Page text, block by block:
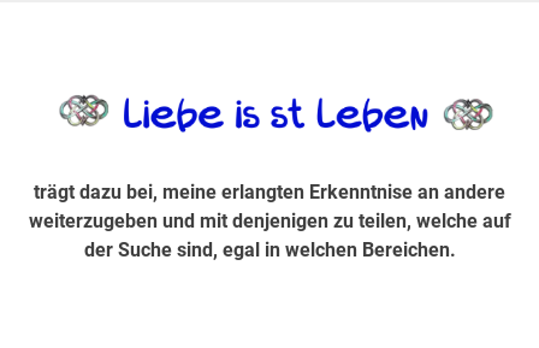
Suche sind, egal in welchen Bereichen.
trägt dazu bei, meine erlangten Erkenntnise an andere
weiterzugeben und mit denjenigen zu teilen, welche auf
der Suche sind, egal in welchen Bereichen.